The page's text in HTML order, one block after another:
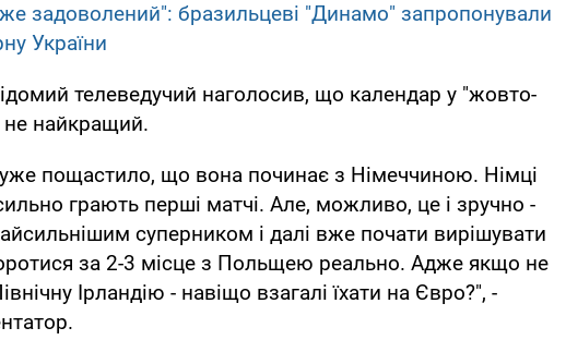
задоволений": бразильцеві "Динамо" запропонували
України
телеведучий наголосив, що календар у "жовто-
не найкращий.
пощастило, що вона починає з Німеччиною. Німці
грають перші матчі. Але, можливо, це і зручно -
суперником і далі вже почати вирішувати
за 2-3 місце з Польщею реально. Адже якщо не
Ірландію - навіщо взагалі їхати на Євро?", -